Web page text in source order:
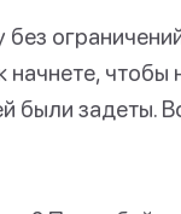
без
начнете,
были задеты.